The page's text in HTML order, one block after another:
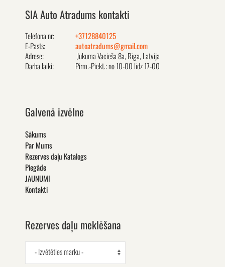
SIA Auto Atradums kontakti
Telefona nr:
+37128840125
E-Pasts:
autoatradums@gmail.com
Adrese:
Jukuma Vacieša 8a, Rīga, Latvija
Darba laiki:
Pirm.-Piekt.: no 10-00 līdz 17-00
Galvenā izvēlne
Sākums
Par Mums
Rezerves daļu Katalogs
Piegāde
JAUNUMI
Kontakti
Rezerves daļu meklēšana
- Izvētēties marku -